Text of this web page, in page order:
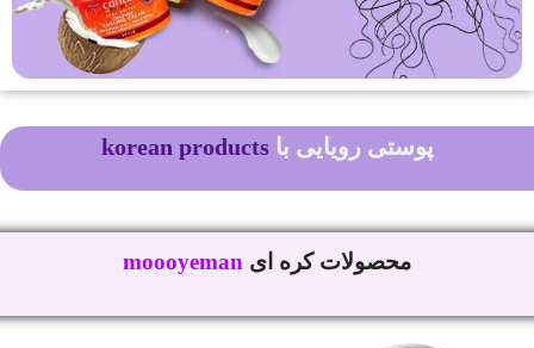
پوستی رویایی با محصولات کره ای
محصولات کره ای موی من